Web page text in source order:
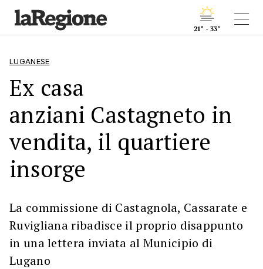
21° - 33°
LUGANESE
Ex casa
anziani Castagneto in
vendita, il quartiere
insorge
La commissione di Castagnola, Cassarate e
Ruvigliana ribadisce il proprio disappunto
in una lettera inviata al Municipio di
Lugano